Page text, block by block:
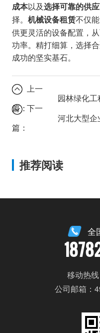
成本以及选择可靠的供
择。 机械设备租赁不仅
供更灵活的设备配置，
功率。精打细算，选择
成功的坚实基石。
上一
篇：下一
篇：
推荐阅读
全
移动热
公司邮箱：